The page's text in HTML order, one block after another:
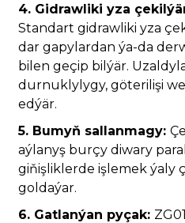
4. Gidrawliki yza
Standart gidrawliki yza
dar gapylardan ýa-da
bilen geçip bilýär.
durnuklylygy, göterilişi
edýär.
5. Bumyň sallanmagy:
aýlanyş burçy diwary
giňişliklerde işlemek ýaly
goldaýar.
6. Gatlanýan pyçak: